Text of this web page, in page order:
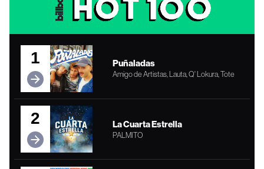
1 Puñaladas
Amigo de Artistas, Lauta, Q' Lokura, Tote
2 La Cuarta Estrella
PALMITO